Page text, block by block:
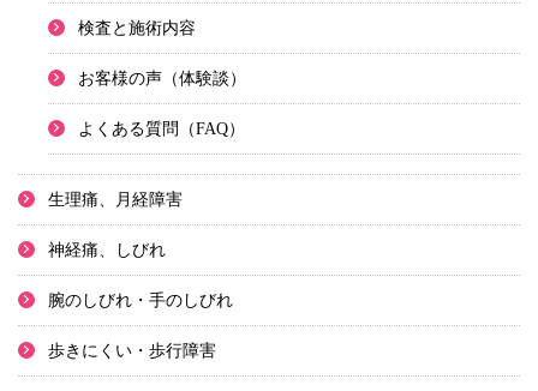
検査と施術内容
お客様の声（体験談）
よくある質問（FAQ）
生理痛、月経障害
神経痛、しびれ
腕のしびれ・手のしびれ
歩きにくい・歩行障害